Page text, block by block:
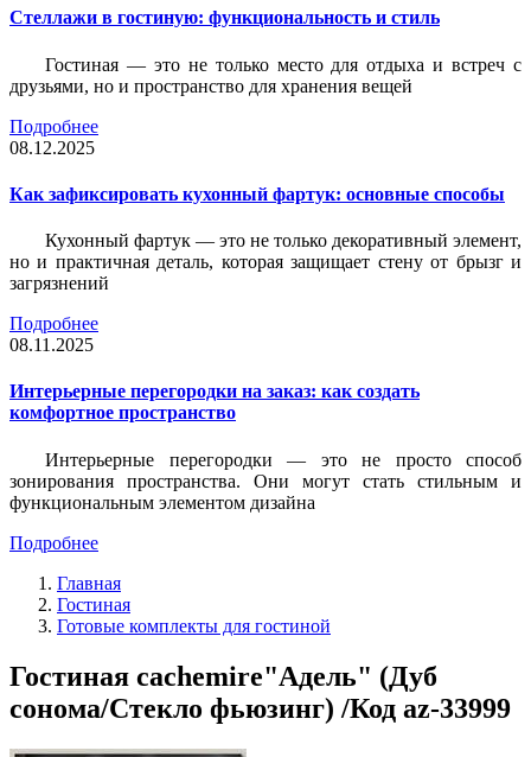
Стеллажи в гостиную: функциональность и стиль
Гостиная — это не только место для отдыха и встреч с
друзьями, но и пространство для хранения вещей
Подробнее
08.12.2025
Как зафиксировать кухонный фартук: основные способы
Кухонный фартук — это не только декоративный элемент,
но и практичная деталь, которая защищает стену от брызг и
загрязнений
Подробнее
08.11.2025
Интерьерные перегородки на заказ: как создать
комфортное пространство
Интерьерные перегородки — это не просто способ
зонирования пространства. Они могут стать стильным и
функциональным элементом дизайна
Подробнее
Главная
Гостиная
Готовые комплекты для гостиной
Гостиная cachemire"Адель" (Дуб
сонома/Стекло фьюзинг) /Код az-33999